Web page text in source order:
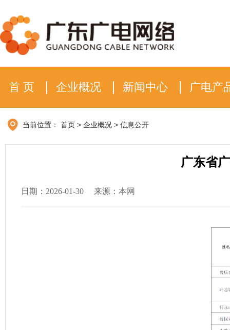
首 页 企业概况 新闻中心 广电产
当前位置： 首页 > 企业概况 > 信息公开
广东省
日期：2026-01-30 来源：本网